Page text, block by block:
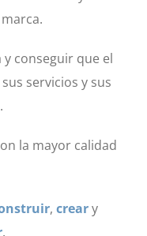
conseguir que el
servicios y sus
la mayor calidad
, crear y
.